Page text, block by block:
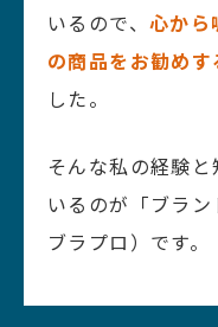
いるので、 心から
の商品をお勧め
した。
そんな私の経験
いるのが「ブラ
ブラプロ）です。